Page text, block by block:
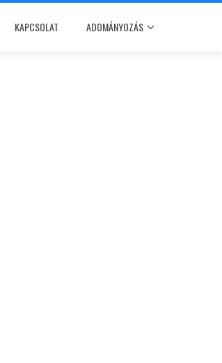
KAPCSOLAT ADOMÁNYOZÁS